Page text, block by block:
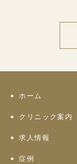
ホーム
クリニック案内
求人情報
症例